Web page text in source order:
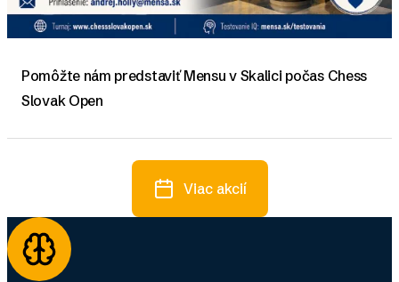
Pomôžte nám predstaviť Mensu v Skalici počas Chess
Slovak Open
Viac akcií